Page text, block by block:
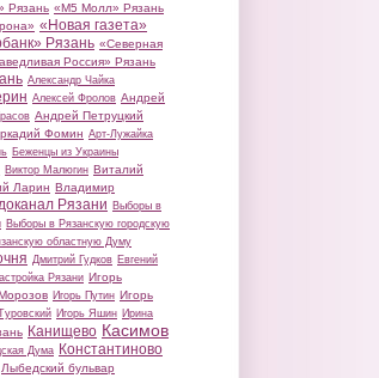
Рязань «М5 Молл» Рязань
«Новая газета»
Рязань «Северная
Россия» Рязань
Александр Чайка
Алексей Фролов Андрей
Андрей Петруцкий
Фомин Арт-Лужайка
Беженцы из Украины
Виктор Малюгин Виталий
Ларин Владимир
Рязани Выборы в
Выборы в Рязанскую городскую
областную Думу
Дмитрий Гудков Евгений
Рязани Игорь
Игорь Путин Игорь
Игорь Яшин Ирина
Канищево Касимов
Дума Константиново
Лыбедский бульвар